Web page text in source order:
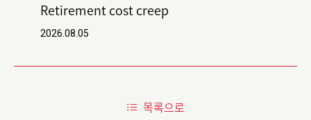
Retirement cost creep
2026.08.05
목록으로